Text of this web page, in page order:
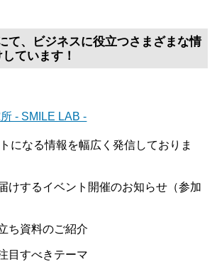
て、ビジネスに役立つさまざまな情
ています！
- SMILE LAB -
になる情報を幅広く発信しておりま
けするイベント開催のお知らせ（参加
ち資料のご紹介
目すべきテーマ